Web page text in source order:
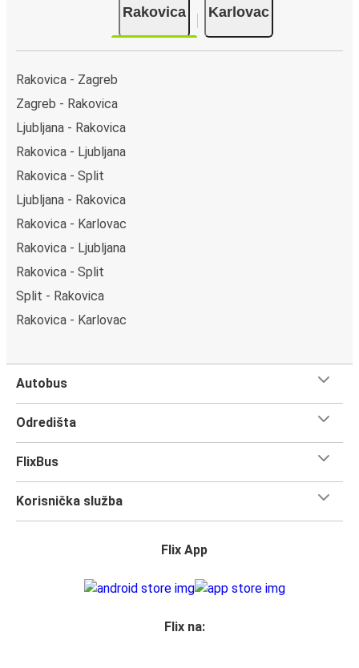
Rakovica Karlovac
Rakovica - Zagreb
Zagreb - Rakovica
Ljubljana - Rakovica
Rakovica - Ljubljana
Rakovica - Split
Ljubljana - Rakovica
Rakovica - Karlovac
Rakovica - Ljubljana
Rakovica - Split
Split - Rakovica
Rakovica - Karlovac
Autobus
Odredišta
FlixBus
Korisnička služba
Flix App
Flix na: